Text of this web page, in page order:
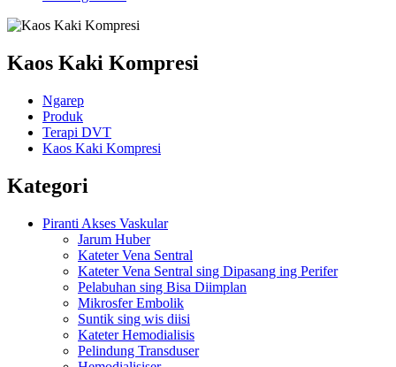
Kaos Kaki Kompresi
Ngarep
Produk
Terapi DVT
Kaos Kaki Kompresi
Kategori
Piranti Akses Vaskular
Jarum Huber
Kateter Vena Sentral
Kateter Vena Sentral sing Dipasang ing Perifer
Pelabuhan sing Bisa Diimplan
Mikrosfer Embolik
Suntik sing wis diisi
Kateter Hemodialisis
Pelindung Transduser